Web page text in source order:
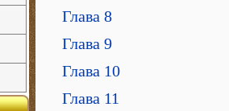
Глава 8
Глава 9
Глава 10
Глава 11